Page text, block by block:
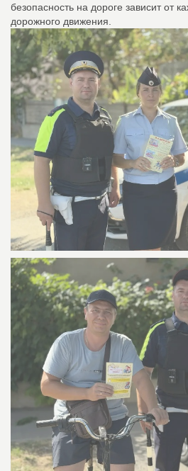
безопасность на дороге зависит от
дорожного движения.